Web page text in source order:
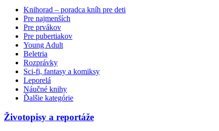
Knihorad – poradca kníh pre deti
Pre najmenších
Pre prvákov
Pre pubertiakov
Young Adult
Beletria
Rozprávky
Sci-fi, fantasy a komiksy
Leporelá
Náučné knihy
Ďalšie kategórie
Životopisy a reportáže